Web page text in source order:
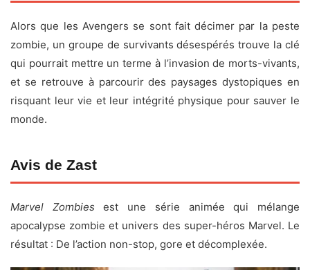
Créateur :Zeb Wells
Réalisateur :
Bryan Andrews
Acteurs :Iman Vellani, Todd Williams, David Harbour
Date de sortie : 24 septembre 2025
Durée :
Pays :USA
Alors que les Avengers se sont fait décimer par la peste
zombie, un groupe de survivants désespérés trouve la clé
qui pourrait mettre un terme à l’invasion de morts-vivants,
et se retrouve à parcourir des paysages dystopiques en
risquant leur vie et leur intégrité physique pour sauver le
monde.
Avis de Zast
Marvel Zombies est une série animée qui mélange
apocalypse zombie et univers des super-héros Marvel. Le
résultat : De l’action non-stop, gore et décomplexée.